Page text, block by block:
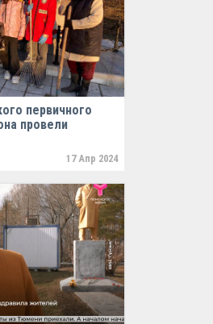
первичного
провели
17 Апр 2024